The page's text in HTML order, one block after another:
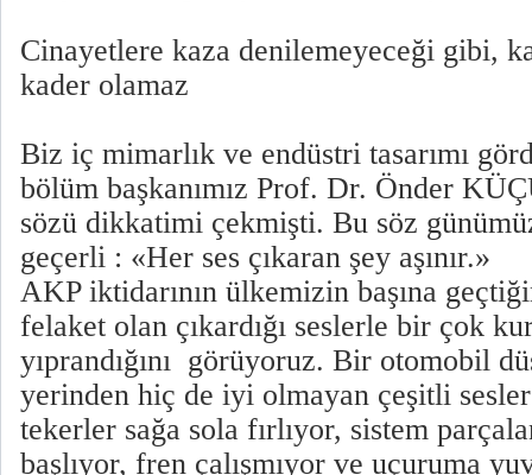
Cinayetlere kaza denilemeyeceği gibi,
kader olamaz
Biz iç mimarlık ve endüstri tasarımı
bölüm başkanımız Prof. Dr. Önder
sözü dikkatimi çekmişti. Bu söz
geçerli : «Her ses çıkaran şey aşınır.»
AKP iktidarının ülkemizin başına
felaket olan çıkardığı seslerle bir çok
yıprandığını görüyoruz. Bir otomobil
yerinden hiç de iyi olmayan çeşitli sesler
tekerler sağa sola fırlıyor, sistem
başlıyor, fren çalışmıyor ve uçuruma